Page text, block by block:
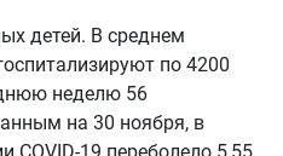
детей. В среднем
по 4200
неделю 56
на 30 ноября, в